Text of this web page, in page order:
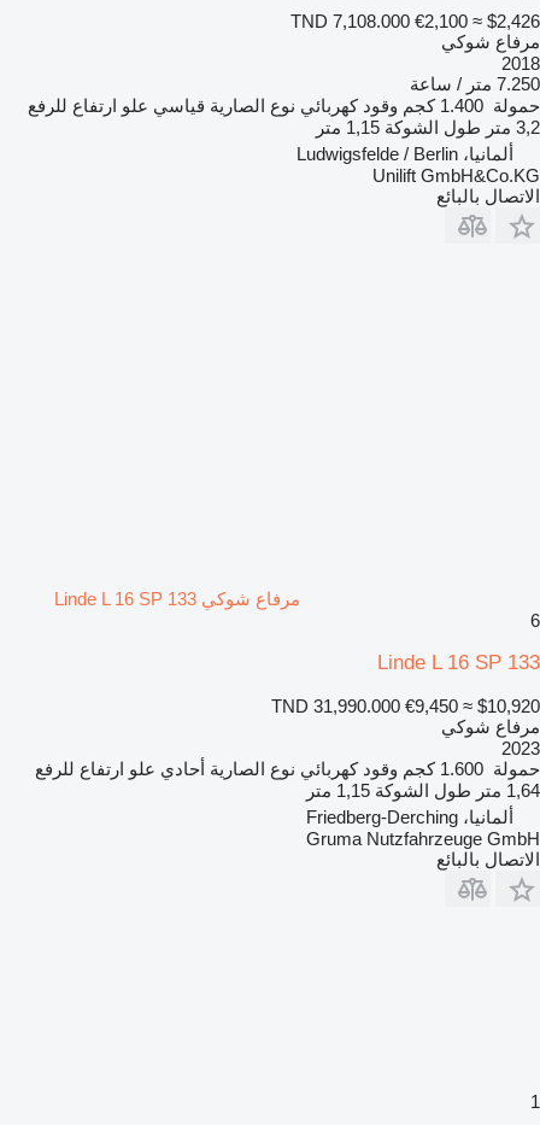
TND 7,108.000 €2,100 ≈ $2,426
مرفاع شوكي
2018
7.250 متر / ساعة
حمولة 1.400 كجم وقود كهربائي نوع الصارية قياسي علو ارتفاع للرفع
3,2 متر
طول الشوكة 1,15 متر
ألمانيا، Ludwigsfelde / Berlin
Unilift GmbH&Co.KG
الاتصال بالبائع
مرفاع شوكي Linde L 16 SP 133
6
Linde L 16 SP 133
TND 31,990.000 €9,450 ≈ $10,920
مرفاع شوكي
2023
حمولة 1.600 كجم وقود كهربائي نوع الصارية أحادي علو ارتفاع للرفع
1,64 متر
طول الشوكة 1,15 متر
ألمانيا، Friedberg-Derching
Gruma Nutzfahrzeuge GmbH
الاتصال بالبائع
1